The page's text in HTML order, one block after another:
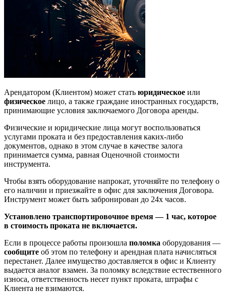
Арендатором (Клиентом) может стать юридическое или
физическое лицо, а также граждане иностранных государств,
принимающие условия заключаемого Договора аренды.
Физические и юридические лица могут воспользоваться
услугами проката и без предоставления каких-либо
документов, однако в этом случае в качестве залога
принимается сумма, равная Оценочной стоимости
инструмента.
Чтобы взять оборудование напрокат, уточняйте по телефону о
его наличии и приезжайте в офис для заключения Договора.
Инструмент может быть забронирован до 24х часов.
Установлено транспортировочное время — 1 час, которое
в стоимость проката не включается.
Если в процессе работы произошла поломка оборудования —
сообщите об этом по телефону и арендная плата начисляться
перестанет. Далее имущество доставляется в офис и Клиенту
выдается аналог взамен. За поломку вследствие естественного
износа, ответственность несет пункт проката, штрафы с
Клиента не взимаются.